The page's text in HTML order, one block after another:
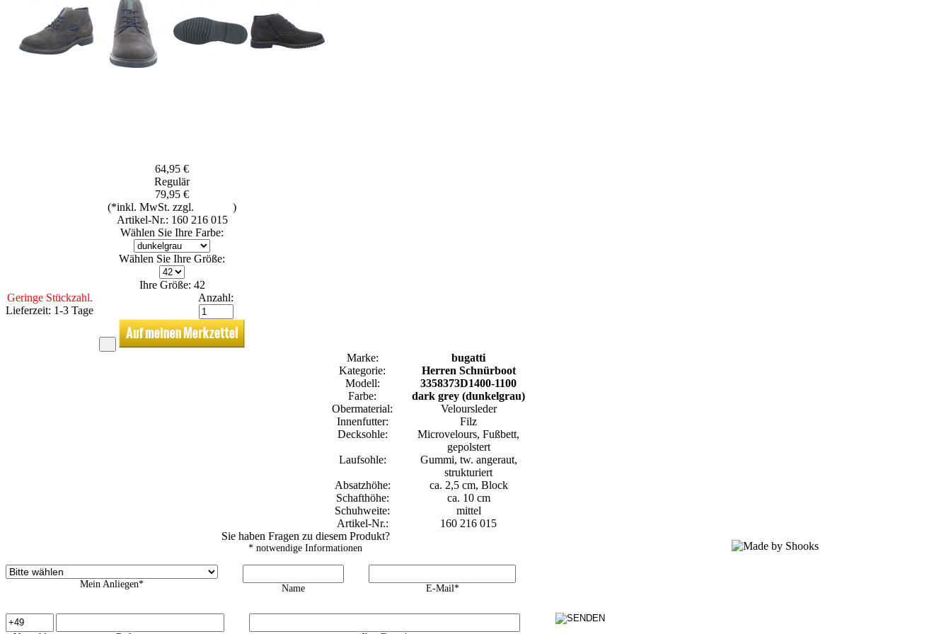
64,95 €
Regulär
79,95 €
(*inkl. MwSt. zzgl.
)
Artikel-Nr.: 160 216 015
Wählen Sie Ihre Farbe:
Wählen Sie Ihre Größe:
Ihre Größe: 42
Geringe Stückzahl.
Lieferzeit: 1-3 Tage
Anzahl:
Marke:
bugatti
Kategorie:
Herren Schnürboot
Modell:
3358373D1400-1100
Farbe:
dark grey (dunkelgrau)
Obermaterial:
Veloursleder
Innenfutter:
Filz
Decksohle:
Microvelours, Fußbett,
gepolstert
Laufsohle:
Gummi, tw. angeraut,
strukturiert
Absatzhöhe:
ca. 2,5 cm, Block
Schafthöhe:
ca. 10 cm
Schuhweite:
mittel
Artikel-Nr.:
160 216 015
Sie haben Fragen zu diesem Produkt?
* notwendige Informationen
Mein Anliegen* Name E-Mail*